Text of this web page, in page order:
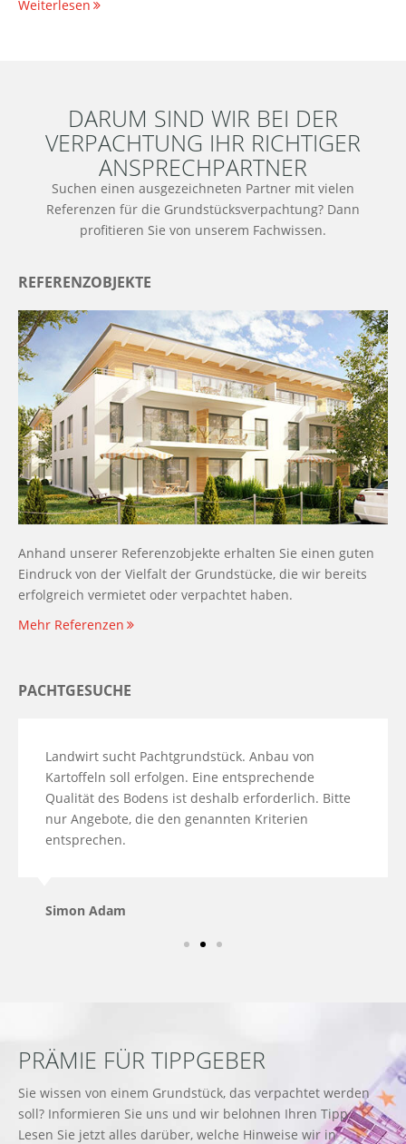
Weiterlesen
DARUM SIND WIR BEI DER
VERPACHTUNG IHR RICHTIGER
ANSPRECHPARTNER
Suchen einen ausgezeichneten Partner mit vielen
Referenzen für die Grundstücksverpachtung? Dann
profitieren Sie von unserem Fachwissen.
REFERENZOBJEKTE
Anhand unserer Referenzobjekte erhalten Sie einen guten
Eindruck von der Vielfalt der Grundstücke, die wir bereits
erfolgreich vermietet oder verpachtet haben.
Mehr Referenzen
PACHTGESUCHE
Landwirt sucht Pachtgrundstück. Anbau von
Kartoffeln soll erfolgen. Eine entsprechende
Qualität des Bodens ist deshalb erforderlich. Bitte
nur Angebote, die den genannten Kriterien
entsprechen.
Simon Adam
PRÄMIE FÜR TIPPGEBER
Sie wissen von einem Grundstück, das verpachtet werden
soll? Informieren Sie uns und wir belohnen Ihren Tipp.
Lesen Sie jetzt alles darüber, welche Hinweise wir in